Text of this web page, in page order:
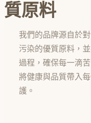
質原料
我們的品牌源自於
污染的優質原料，
過程，確保每一滴
將健康與品質帶入
護。